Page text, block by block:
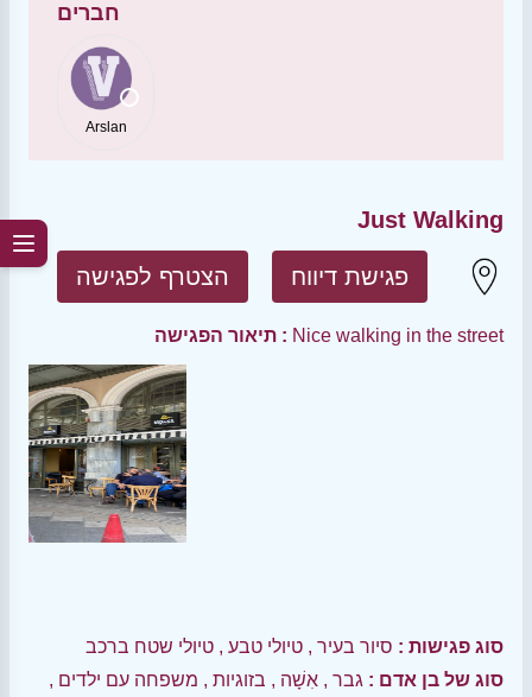
חברים
Arslan
Just Walking
הצטרף לפגישה פגישת דיווח
תיאור הפגישה : Nice walking in the street
סוג פגישות : סיור בעיר , טיולי טבע , טיולי שטח ברכב
סוג של בן אדם : גבר , אִשָׁה , בזוגיות , משפחה עם ילדים ,